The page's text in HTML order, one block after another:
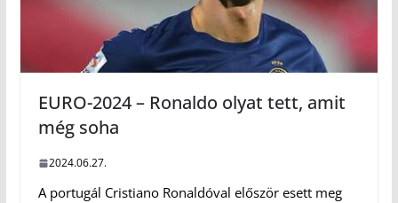
EURO-2024 – Ronaldo olyat tett, amit
még soha
2024.06.27.
A portugál Cristiano Ronaldóval először esett meg